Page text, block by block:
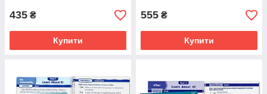
435 ₴
Купити
555 ₴
Купити